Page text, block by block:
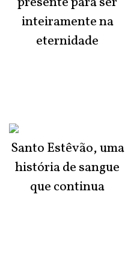
inteiramente na
eternidade
Santo Estêvão, uma
história de sangue
que continua